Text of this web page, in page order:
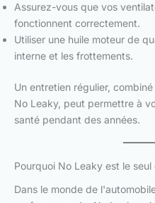
Assurez-vous que vos
fonctionnent correctement.
Utiliser une huile moteur de
interne et les frottements.
Un entretien régulier,
No Leaky, peut permettre à
santé pendant des années.
Pourquoi No Leaky est le
Dans le monde de